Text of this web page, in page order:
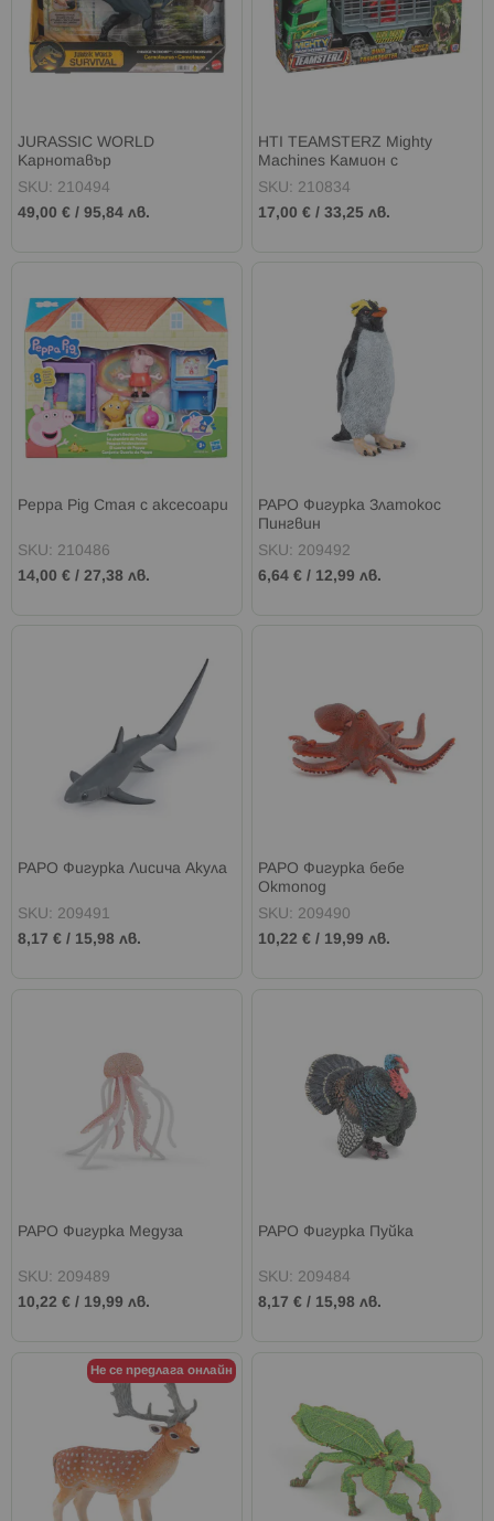
JURASSIC WORLD
Карнотавър
SKU: 210494
49,00 € / 95,84 лв.
HTI TEAMSTERZ Mighty
Machines Камион с
Динозавър звук и светлина
SKU: 210834
17,00 € /33,25 лв.
Peppa Pig Стая с аксесоари
SKU: 210486
14,00 € / 27,38 лв.
PAPO Фигурка Златокос
Пингвин
SKU: 209492
6,64 € / 12,99 лв.
PAPO Фигурка Лисича Акула
SKU: 209491
8,17 € / 15,98 лв.
PAPO Фигурка бебе
Октопод
SKU: 209490
10,22 € / 19,99 лв.
PAPO Фигурка Медуза
SKU: 209489
10,22 € / 19,99 лв.
PAPO Фигурка Пуйка
SKU: 209484
8,17 € / 15,98 лв.
Не се предлага онлайн